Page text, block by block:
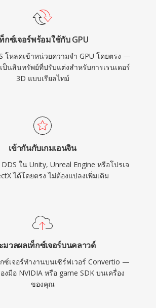
ท็กซ์เจอร์พร้อมใช้กับ GPU
โหลดเข้าหน่วยความจำ GPU โดยตรง —
ป็นสินทรัพย์ที่ปรับแต่งสำหรับการเรนเดอร์
3D แบบเรียลไทม์
เข้ากันกับเกมเอนจิน
ใน Unity, Unreal Engine หรือโปรเจ
ได้โดยตรง ไม่ต้องแปลงเพิ่มเติม
มวลผลเท็กซ์เจอร์บนคลาวด์
ซ์เจอร์ทำงานบนเซิร์ฟเวอร์ Convertio —
งมือ NVIDIA หรือ game SDK บนเครื่อง
ของคุณ